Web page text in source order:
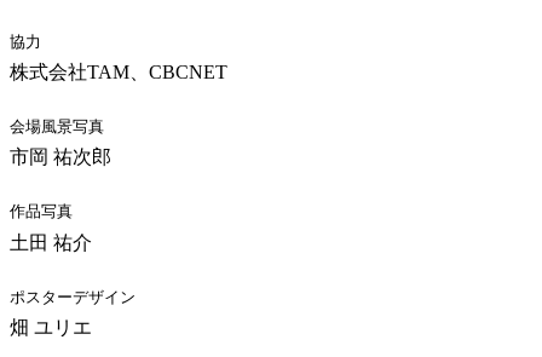
協力
株式会社TAM、CBCNET
会場風景写真
市岡 祐次郎
作品写真
土田 祐介
ポスターデザイン
畑 ユリエ